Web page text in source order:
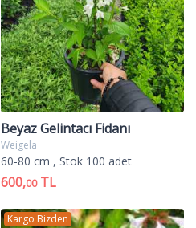
Beyaz Gelintacı Fidanı
Weigela
60-80 cm , Stok 100 adet
600,00TL
Kargo Bizden